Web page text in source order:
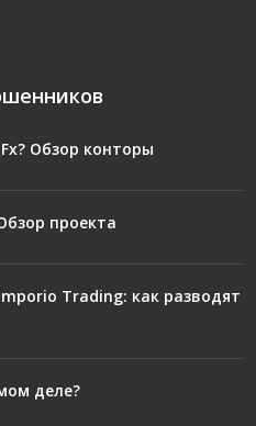
Обзор конторы
проекта
Trading: как разводят
деле?